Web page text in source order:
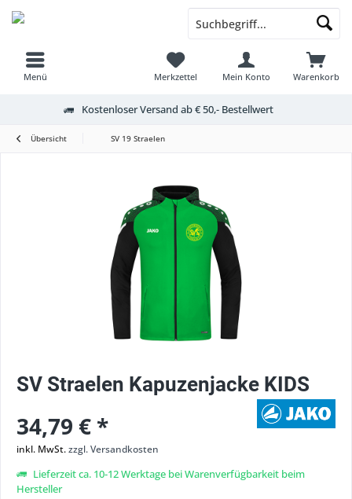
Menü Warenkorb
Merkzettel Mein Konto
Kostenloser Versand ab € 50,- Bestellwert
Übersicht SV 19 Straelen
SV Straelen Kapuzenjacke KIDS
34,79 € *
inkl. MwSt.zzgl. Versandkosten
Lieferzeit ca. 10-12 Werktage bei Warenverfügbarkeit beim
Hersteller